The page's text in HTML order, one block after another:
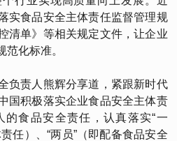
实食品安全主体责任监督管理规
清单》等相关规定文件，让企业
范化标准。
负责人熊辉分享道，紧跟新时代
国积极落实企业食品安全主体责
食品安全责任，认真落实“一
任）、“两员”（即配备食品安全